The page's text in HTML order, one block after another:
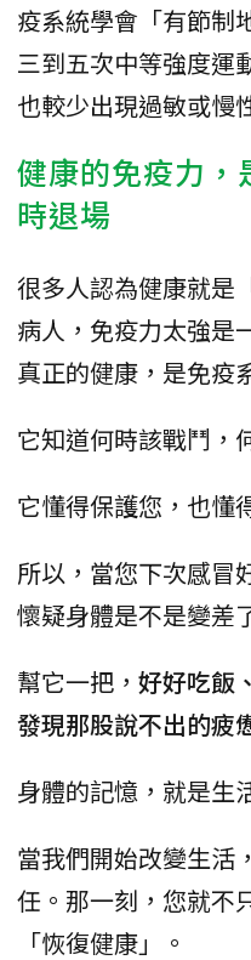
疫系統學會「有節制
三到五次中等強度運
也較少出現過敏或慢
健康的免疫力，
時退場
很多人認為健康就是
病人，免疫力太強是
真正的健康，是免疫
它知道何時該戰鬥，
它懂得保護您，也懂
所以，當您下次感冒
懷疑身體是不是變差
幫它一把， 好好吃飯
發現那股說不出的疲
身體的記憶，就是生
當我們開始改變生活
任。那一刻，您就不
「恢復健康」。